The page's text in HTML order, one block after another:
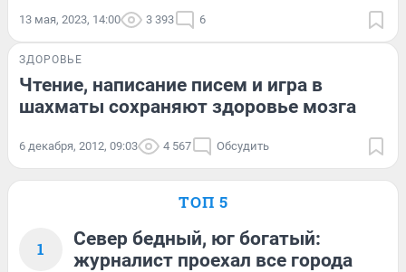
13 мая, 2023, 14:00 3 393 6
ЗДОРОВЬЕ
Чтение, написание писем и игра в
шахматы сохраняют здоровье мозга
6 декабря, 2012, 09:03 4 567 Обсудить
ТОП 5
1
Север бедный, юг богатый:
журналист проехал все города